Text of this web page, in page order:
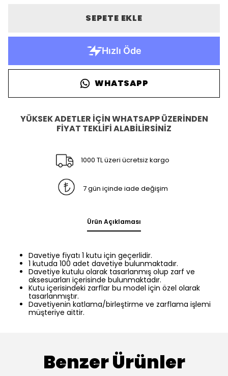
SEPETE EKLE
WHATSAPP
YÜKSEK ADETLER İÇİN WHATSAPP ÜZERİNDEN
FİYAT TEKLİFİ ALABİLİRSİNİZ
1000 TL üzeri ücretsiz kargo
7 gün içinde iade değişim
Ürün Açıklaması
Davetiye fiyatı 1 kutu için geçerlidir.
1 kutuda 100 adet davetiye bulunmaktadır.
Davetiye kutulu olarak tasarlanmış olup zarf ve
aksesuarları içerisinde bulunmaktadır.
Kutu içerisindeki zarflar bu model için özel olarak
tasarlanmıştır.
Davetiyenin katlama/birleştirme ve zarflama işlemi
müşteriye aittir.
Benzer Ürünler